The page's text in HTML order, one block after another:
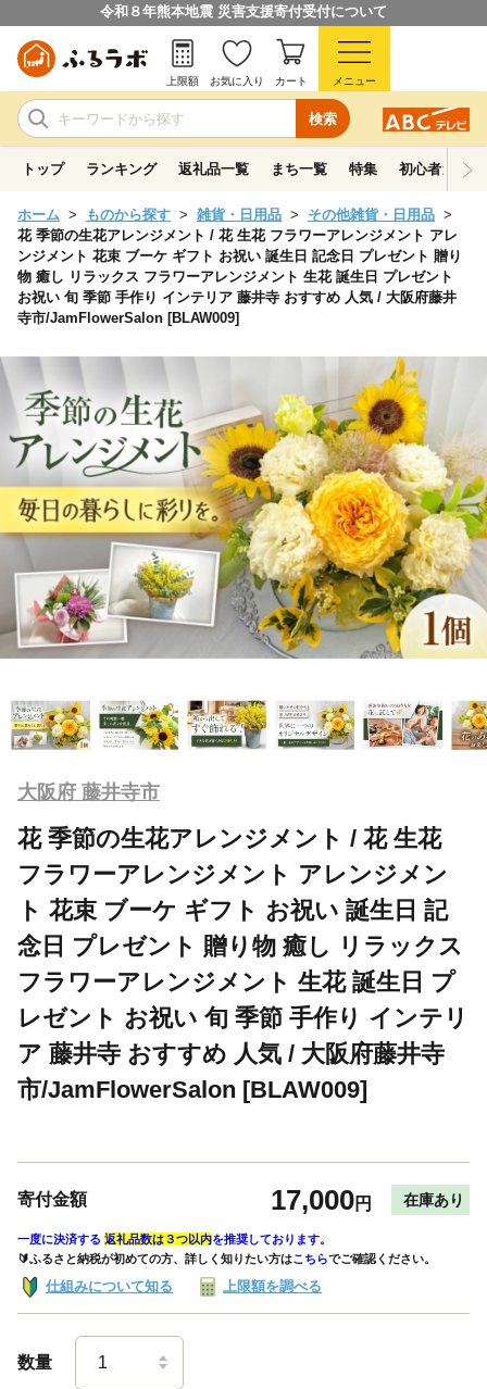
令和８年熊本地震 災害支援寄付受付について
検索
上限額 お気に入り カート メニュー
トップ ランキング 返礼品一覧 まち一覧 特集 初心者ガイド
ホーム ものから探す 雑貨・日用品
その他雑貨・日用品
花 季節の生花アレンジメント / 花 生花 フラワーアレンジメント アレ
ンジメント 花束 ブーケ ギフト お祝い 誕生日 記念日 プレゼント 贈り
物 癒し リラックス フラワーアレンジメント 生花 誕生日 プレゼント
お祝い 旬 季節 手作り インテリア 藤井寺 おすすめ 人気 / 大阪府藤井
寺市/JamFlowerSalon [BLAW009]
大阪府 藤井寺市
花 季節の生花アレンジメント / 花 生花
フラワーアレンジメント アレンジメン
ト 花束 ブーケ ギフト お祝い 誕生日 記
念日 プレゼント 贈り物 癒し リラックス
フラワーアレンジメント 生花 誕生日 プ
レゼント お祝い 旬 季節 手作り インテリ
ア 藤井寺 おすすめ 人気 / 大阪府藤井寺
市/JamFlowerSalon [BLAW009]
寄付金額 17,000円 在庫あり
一度に決済する 返礼品数は３つ以内を推奨しております。
🔰ふるさと納税が初めての方、詳しく知りたい方はこちらでご確認ください。
仕組みについて知る 上限額を調べる
数量